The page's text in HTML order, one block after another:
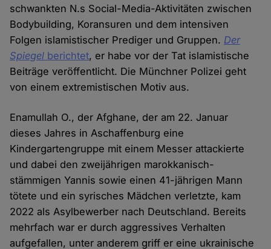
schwankten N.s Social-Media-Aktivitäten zwischen
Bodybuilding, Koransuren und dem intensiven
Folgen islamistischer Prediger und Gruppen. Der
Spiegel berichtet, er habe vor der Tat islamistische
Beiträge veröffentlicht. Die Münchner Polizei geht
von einem extremistischen Motiv aus.
Enamullah O., der Afghane, der am 22. Januar
dieses Jahres in Aschaffenburg eine
Kindergartengruppe mit einem Messer attackierte
und dabei den zweijährigen marokkanisch-
stämmigen Yannis sowie einen 41-jährigen Mann
tötete und ein syrisches Mädchen verletzte, kam
2022 als Asylbewerber nach Deutschland. Bereits
mehrfach war er durch aggressives Verhalten
aufgefallen, unter anderem griff er eine ukrainische